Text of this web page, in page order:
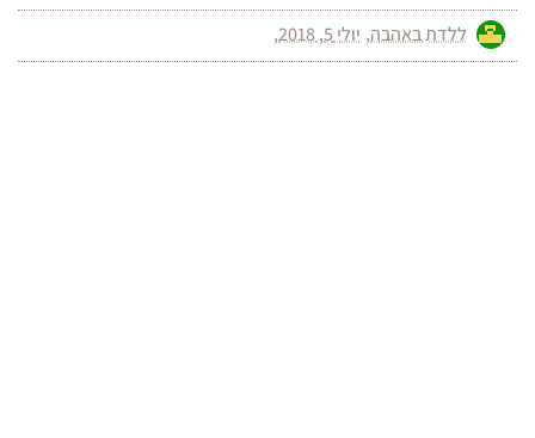
ללדת באהבה יולי 5, 2018